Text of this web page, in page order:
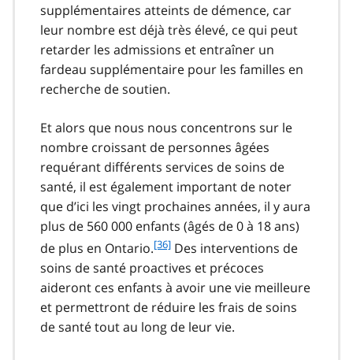
supplémentaires atteints de démence, car
leur nombre est déjà très élevé, ce qui peut
retarder les admissions et entraîner un
fardeau supplémentaire pour les familles en
recherche de soutien.
Et alors que nous nous concentrons sur le
nombre croissant de personnes âgées
requérant différents services de soins de
santé, il est également important de noter
que d’ici les vingt prochaines années, il y aura
plus de 560 000 enfants (âgés de 0 à 18 ans)
de plus en Ontario.f
o
t
n
o
[36] Des interventions de
soins de santé proactives et précoces
aideront ces enfants à avoir une vie meilleure
et permettront de réduire les frais de soins
de santé tout au long de leur vie.